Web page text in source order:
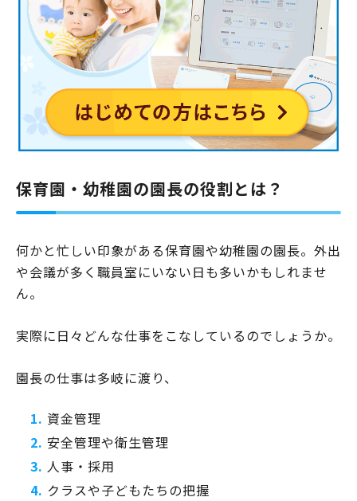
保育園・幼稚園の園長の役割とは？
何かと忙しい印象がある保育園や幼稚園の園長。外出
や会議が多く職員室にいない日も多いかもしれませ
ん。
実際に日々どんな仕事をこなしているのでしょうか。
園長の仕事は多岐に渡り、
資金管理
安全管理や衛生管理
人事・採用
クラスや子どもたちの把握